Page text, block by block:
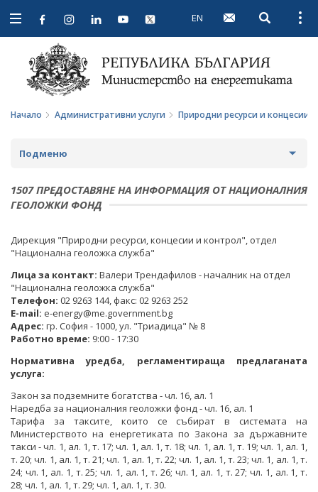
Open
navigation
EN Open
Начало Административни услуги Природни ресурси и концесии
Подменю
РЕГИСТРАЦИОННИ И ЛИЦЕНЗИОННИ УСЛУГИ
ПРИРОДНИ РЕСУРСИ И КОНЦЕСИИ
АДМИНИСТРАТИВНО ОБСЛУЖВАНЕ
ХАРТА НА КЛИЕНТА
АНКЕТНА КАРТА
1507 ПРЕДОСТАВЯНЕ НА ИНФОРМАЦИЯ ОТ НАЦИОНАЛНИЯ
ГЕОЛОЖКИ ФОНД
Дирекция "Природни ресурси, концесии и контрол", отдел
"Национална геоложка служба"
Лица за контакт: Валери Трендафилов - началник на отдел
"Национална геоложка служба"
Телефон: 02 9263 144, факс: 02 9263 252
E-mail: e-energy@me.government.bg
Адрес: гр. София - 1000, ул. "Триадица" № 8
Работно време: 9:00 - 17:30
Нормативна уредба, регламентираща предлаганата
услуга:
Закон за подземните богатства - чл. 16, ал. 1
Наредба за националния геоложки фонд - чл. 16, ал. 1
Тарифа за таксите, които се събират в системата на
Министерството на енергетиката по Закона за държавните
такси - чл. 1, ал. 1, т. 17; чл. 1, ал. 1, т. 18; чл. 1, ал. 1, т. 19; чл. 1, ал. 1,
т. 20; чл. 1, ал. 1, т. 21; чл. 1, ал. 1, т. 22; чл. 1, ал. 1, т. 23; чл. 1, ал. 1, т.
24; чл. 1, ал. 1, т. 25; чл. 1, ал. 1, т. 26; чл. 1, ал. 1, т. 27; чл. 1, ал. 1, т.
28; чл. 1, ал. 1, т. 29; чл. 1, ал. 1, т. 30.